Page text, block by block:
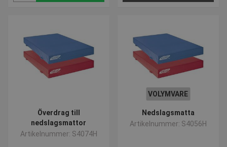
Överdrag till
nedslagsmattor
Artikelnummer: S4074H
VOLYMVARE
Nedslagsmatta
Artikelnummer: S4056H